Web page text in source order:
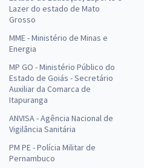
Lazer do estado de Mato
Grosso
MME - Ministério de Minas e
Energia
MP GO - Ministério Público do
Estado de Goiás - Secretário
Auxiliar da Comarca de
Itapuranga
ANVISA - Agência Nacional de
Vigilância Sanitária
PM PE - Polícia Militar de
Pernambuco